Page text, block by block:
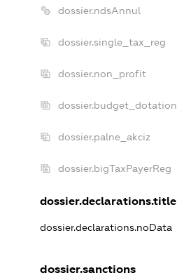
dossier.ndsAnnul
dossier.single_tax_reg
dossier.non_profit
dossier.budget_dotation
dossier.palne_akciz
dossier.bigTaxPayerReg
dossier.declarations.title
dossier.declarations.noData
dossier.sanctions